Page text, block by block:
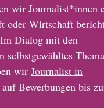
wir Journalist*innen
oder Wirtschaft
Dialog mit den
selbstgewähltes
wir Journalist in
Bewerbungen bis